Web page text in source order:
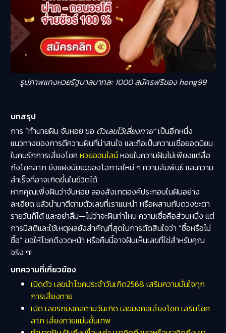
รูปภาพแทงหวยรัฐบาลบาทละ 1000 สมัครฟรีของ heng99
บทสรุป
การ “ทำนายฝัน จับหอย ขอ ตัวเลขไว้เสี่ยงทาย”เป็นอีกหนึ่ง
แนวทางของการตีความฝันที่น่าสนใจ และถือเป็นความเชื่อยอดนิยม
ในคนรักการเสี่ยงโชค หวยออนไลน์หอยในความฝันไม่เพียงแต่สื่อ
ถึงโชคลาภ ยังแฝงนัยยะของโอกาสใหม่ ๆ ความสัมพันธ์ และความ
สำเร็จที่อาจเกิดขึ้นในชีวิตได้
หากคุณเพิ่งฝันว่าจับหอย ลองสังเกตองค์ประกอบในฝันอย่าง
ละเอียด แล้วนำมาตีตามตัวเลขที่เราแนะนำ หรือผสานกับดวงชะตา
รายวันก็ได้ และอย่าลืม—ไม่ว่าจะฝันท่าไหน ความเชื่อคือส่วนหนึ่ง แต่
การมีสติและใช้เหตุผลยังสำคัญที่สุดในการตัดสินใจว่า “ซื้อหรือไม่
ซื้อ” ขอให้โชคดีงวดหน้า หรือคืนนี้อาจฝันเห็นเลขที่ใช่สำหรับคุณ
จริง ๆ!
บทความที่เกี่ยวข้อง
เปิดตัว เลขนำโชคประจำวันเกิด2568 เสริมความมั่นใจทุก
การเสี่ยงทาย
เปิด เลขรถมงคลตามวันเกิด เลขมงคลเสี่ยงโชค เสริมโชค
ลาภ เสี่ยงทายแม่นขั้นเทพ